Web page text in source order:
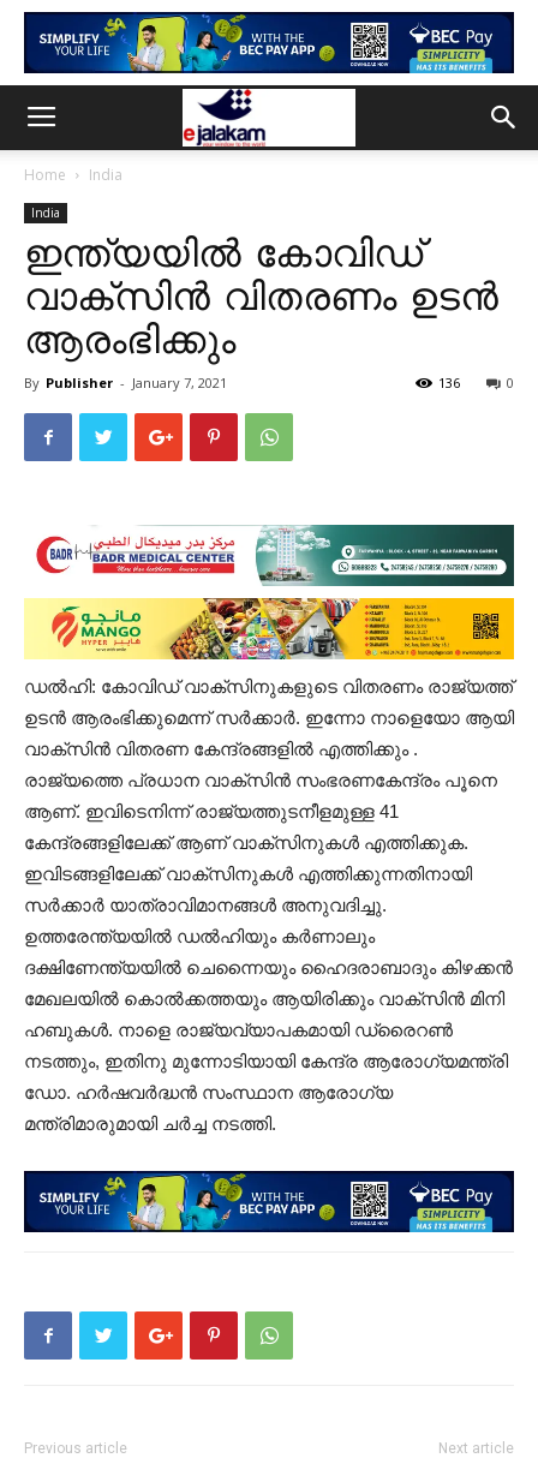
Home India
India
ഇന്ത്യയിൽ കോവിഡ്
വാക്സിൻ വിതരണം ഉടൻ
ആരംഭിക്കും
By Publisher - January 7, 2021 0
136
ഡൽഹി: കോവിഡ് വാക്സിനുകളുടെ വിതരണം രാജ്യത്ത്
ഉടൻ ആരംഭിക്കുമെന്ന് സർക്കാർ. ഇന്നോ നാളെയോ ആയി
വാക്സിൻ വിതരണ കേന്ദ്രങ്ങളിൽ എത്തിക്കും .
രാജ്യത്തെ പ്രധാന വാക്സിൻ സംഭരണകേന്ദ്രം പൂനെ
ആണ്. ഇവിടെനിന്ന് രാജ്യത്തുടനീളമുള്ള 41
കേന്ദ്രങ്ങളിലേക്ക് ആണ് വാക്സിനുകൾ എത്തിക്കുക.
ഇവിടങ്ങളിലേക്ക് വാക്സിനുകൾ എത്തിക്കുന്നതിനായി
സർക്കാർ യാത്രാവിമാനങ്ങൾ അനുവദിച്ചു.
ഉത്തരേന്ത്യയിൽ ഡൽഹിയും കർണാലും
ദക്ഷിണേന്ത്യയിൽ ചെന്നൈയും ഹൈദരാബാദും കിഴക്കൻ
മേഖലയിൽ കൊൽക്കത്തയും ആയിരിക്കും വാക്സിൻ മിനി
ഹബുകൾ. നാളെ രാജ്യവ്യാപകമായി ഡ്രൈറൺ
നടത്തും, ഇതിനു മുന്നോടിയായി കേന്ദ്ര ആരോഗ്യമന്ത്രി
ഡോ. ഹർഷവർദ്ധൻ സംസ്ഥാന ആരോഗ്യ
മന്ത്രിമാരുമായി ചർച്ച നടത്തി.
Previous article Next article